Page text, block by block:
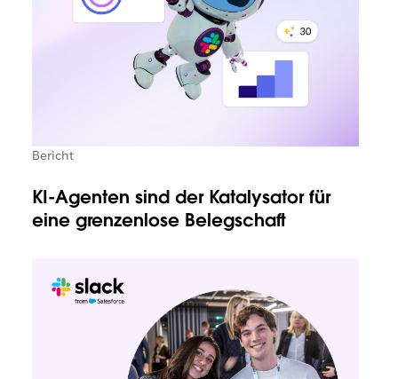
Bericht
KI-Agenten sind der Katalysator für
eine grenzenlose Belegschaft